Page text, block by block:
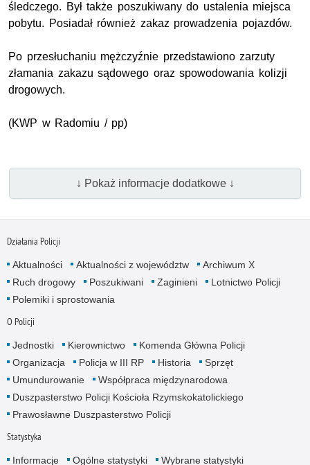
śledczego. Był także poszukiwany do ustalenia miejsca
pobytu. Posiadał również zakaz prowadzenia pojazdów.
Po przesłuchaniu mężczyźnie przedstawiono zarzuty
złamania zakazu sądowego oraz spowodowania kolizji
drogowych.
(KWP w Radomiu / pp)
↓ Pokaż informacje dodatkowe ↓
Działania Policji
Aktualności Aktualności z województw
Archiwum X
Ruch drogowy
Poszukiwani Zaginieni
Lotnictwo Policji
Polemiki i sprostowania
O Policji
Jednostki Kierownictwo
Komenda Główna Policji
Organizacja
Policja w III RP Historia
Sprzęt
Umundurowanie
Współpraca międzynarodowa
Duszpasterstwo Policji Kościoła Rzymskokatolickiego
Prawosławne Duszpasterstwo Policji
Statystyka
Informacje Ogólne statystyki
Wybrane statystyki